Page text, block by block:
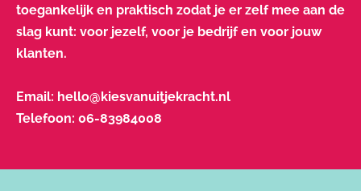
toegankelijk en praktisch zodat je er zelf mee aan de
slag kunt: voor jezelf, voor je bedrijf en voor jouw
klanten.
Email: hello@kiesvanuitjekracht.nl
Telefoon: 06-83984008